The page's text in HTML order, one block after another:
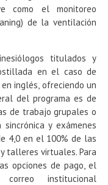
como el monitoreo
de la ventilación
titulados y
en el caso de
inglés, ofreciendo un
del programa es de
de trabajo grupales o
y exámenes
4,0 en el 100% de las
talleres virtuales. Para
opciones de pago, el
institucional